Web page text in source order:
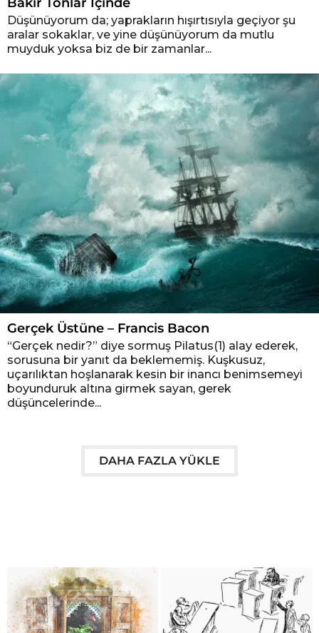
Düşünüyorum da; yaprakların hışırtısıyla geçiyor şu
aralar sokaklar, ve yine düşünüyorum da mutlu
muyduk yoksa biz de bir zamanlar...
Gerçek Üstüne – Francis Bacon
“Gerçek nedir?” diye sormuş Pilatus(1) alay ederek,
sorusuna bir yanıt da beklememiş. Kuşkusuz,
uçarılıktan hoşlanarak kesin bir inancı benimsemeyi
boyunduruk altına girmek sayan, gerek
düşüncelerinde...
DAHA FAZLA YÜKLE